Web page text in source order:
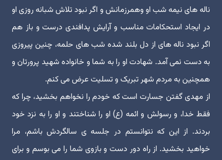
ناله های نیمه شب او وهمرزمانش و اگر نبود تلاش شبانه روزی او
در ایجاد استحکامات مناسب و آرایش پدافندی درست و باز هم
اگر نبود ناله های از دل بلند شده شب های حلمه، چنین پیروزی
به دست نمی آمد. شهادت او را به شما و خانواده شهید پرورتان و
همچنین به مردم شهر تبریک و تسلیت عرض می کنم.
از مهدی گفتن جسارت است که خودم را نخواهم بخشید، چرا که
فقط خدا، و رسولش و ائمه (ع) او را شناختند و او را به نزد خود
بردند. از این که نتوانستم در جلسه ی سالگردش باشم، مرا
خواهید بخشید. از راه دور دست و بازوی شما را می بوسم و برای